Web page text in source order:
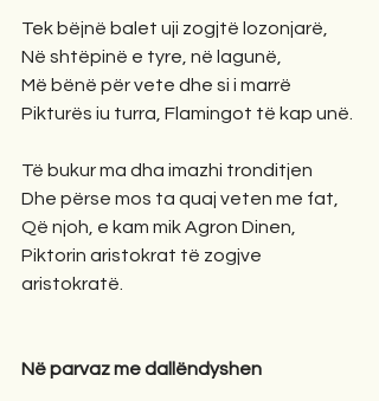
Tek bëjnë balet uji zogjtë lozonjarë,
Në shtëpinë e tyre, në lagunë,
Më bënë për vete dhe si i marrë
Pikturës iu turra, Flamingot të kap unë.
Të bukur ma dha imazhi tronditjen
Dhe përse mos ta quaj veten me fat,
Që njoh, e kam mik Agron Dinen,
Piktorin aristokrat të zogjve
aristokratë.
Në parvaz me dallëndyshen